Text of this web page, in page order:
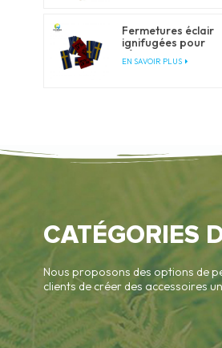
Fermetures éclair
ignifugées pour
vêtements de
de sécurité
EN SAVOIR PLUS
CATÉGORIES
Nous proposons des options de
clients de créer des accessoires